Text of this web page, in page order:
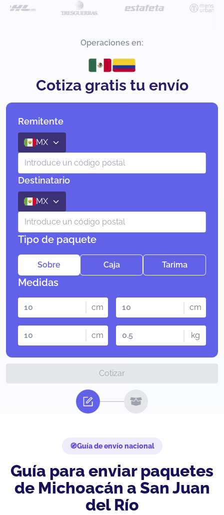
Operaciones en:
Cotiza gratis tu envío
Remitente
MX
Destinatario
MX
Tipo de paquete
Sobre Caja Tarima
Medidas
cm cm
cm kg
Cotizar
Guía de envío nacional
Guía para enviar paquetes
de Michoacán a San Juan
del Río